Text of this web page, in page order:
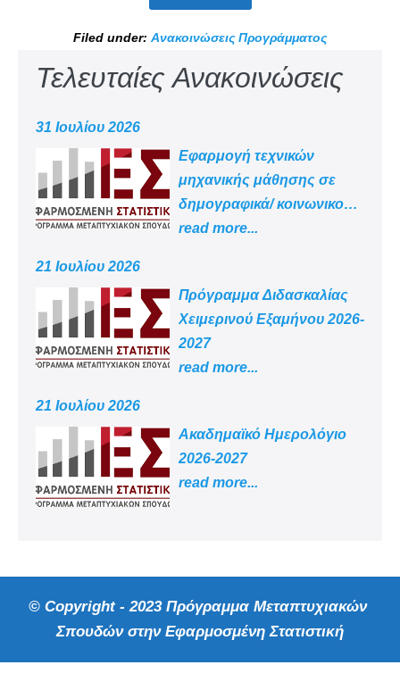
Filed under: Ανακοινώσεις Προγράμματος
Τελευταίες Ανακοινώσεις
31 Ιουλίου 2026
Εφαρμογή τεχνικών
μηχανικής μάθησης σε
δημογραφικά/ κοινωνικο
-οικονομικά δεδομένα
read more...
21 Ιουλίου 2026
Πρόγραμμα Διδασκαλίας
Χειμερινού Εξαμήνου 2026-
2027
read more...
21 Ιουλίου 2026
Aκαδημαϊκό Ημερολόγιο
2026-2027
read more...
© Copyright - 2023 Πρόγραμμα Μεταπτυχιακών
Σπουδών στην Εφαρμοσμένη Στατιστική